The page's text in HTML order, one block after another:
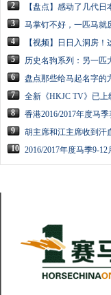
2
【盘点】感动了几代日
3
马掌钉不好，一匹马就
4
【视频】日日入洞房
5
历史名驹系列：另一匹
6
盘点那些给马起名字的
7
全新《HKJC TV》已
8
香港2016/2017年度马
9
胡主席和江主席收到汗
10 2016/2017年度马季9-